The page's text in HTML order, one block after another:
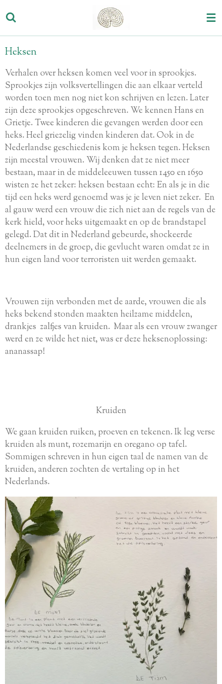
Ga
direct
naar
de
Heksen
Verhalen over heksen komen veel voor in sprookjes.
Sprookjes zijn volksvertellingen die aan elkaar verteld
worden toen men nog niet kon schrijven en lezen. Later
zijn deze sprookjes opgeschreven. We kennen Hans en
Grietje. Twee kinderen die gevangen werden door een
heks. Heel griezelig vinden kinderen dat. Ook in de
Nederlandse geschiedenis kom je heksen tegen. Heksen
zijn meestal vrouwen. Wij denken dat ze niet meer
bestaan, maar in de middeleeuwen tussen 1450 en 1650
wisten ze het zeker: heksen bestaan echt: En als je in die
tijd een heks werd genoemd was je je leven niet zeker. En
al gauw werd een vrouw die zich niet aan de regels van de
kerk hield, voor heks uitgemaakt en op de brandstapel
gelegd. Dat dit in Nederland gebeurde, shockeerde
deelnemers in de groep, die gevlucht waren omdat ze in
hun eigen land voor terroristen uit werden gemaakt.
Vrouwen zijn verbonden met de aarde, vrouwen die als
heks bekend stonden maakten heilzame middelen,
drankjes zalfjes van kruiden. Maar als een vrouw zwanger
werd en ze wilde het niet, was er deze heksenoplossing:
ananassap!
Kruiden
We gaan kruiden ruiken, proeven en tekenen. Ik leg verse
kruiden als munt, rozemarijn en oregano op tafel.
Sommigen schreven in hun eigen taal de namen van de
kruiden, anderen zochten de vertaling op in het
Nederlands.